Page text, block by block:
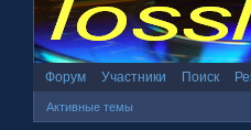
Форум Участники Поиск
Активные темы